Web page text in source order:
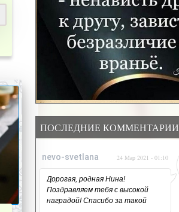
ПОСЛЕДНИЕ КОММЕНТАРИИ
nevo-svetlana 24 Мар 2021 - 01:10
Дорогая, родная Нина!
Поздравляем тебя с высокой
наградой! Спасибо за такой